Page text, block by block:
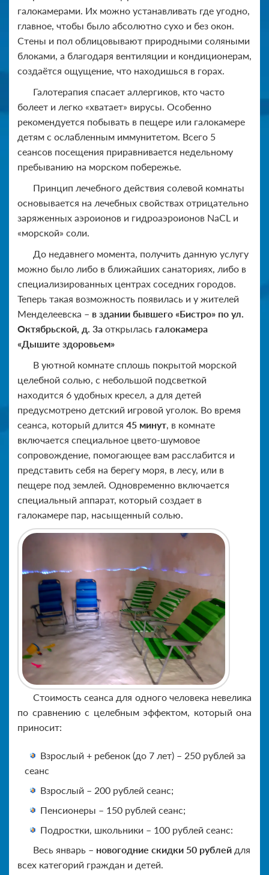
галокамерами. Их можно устанавливать где угодно,
главное, чтобы было абсолютно сухо и без окон.
Стены и пол облицовывают природными соляными
блоками, а благодаря вентиляции и кондиционерам,
создаётся ощущение, что находишься в горах.
Галотерапия спасает аллергиков, кто часто
болеет и легко «хватает» вирусы. Особенно
рекомендуется побывать в пещере или галокамере
детям с ослабленным иммунитетом. Всего 5
сеансов посещения приравнивается недельному
пребыванию на морском побережье.
Принцип лечебного действия солевой комнаты
основывается на лечебных свойствах отрицательно
заряженных аэроионов и гидроаэроионов NaCL и
«морской» соли.
До недавнего момента, получить данную услугу
можно было либо в ближайших санаториях, либо в
специализированных центрах соседних городов.
Теперь такая возможность появилась и у жителей
Менделеевска – в здании бывшего «Бистро» по ул.
Октябрьской, д. 3а открылась галокамера
«Дышите здоровьем»
В уютной комнате сплошь покрытой морской
целебной солью, с небольшой подсветкой
находится 6 удобных кресел, а для детей
предусмотрено детский игровой уголок. Во время
сеанса, который длится 45 минут, в комнате
включается специальное цвето-шумовое
сопровождение, помогающее вам расслабится и
представить себя на берегу моря, в лесу, или в
пещере под землей. Одновременно включается
специальный аппарат, который создает в
галокамере пар, насыщенный солью.
Стоимость сеанса для одного человека невелика
по сравнению с целебным эффектом, который она
приносит:
Взрослый + ребенок (до 7 лет) – 250 рублей за
сеанс
Взрослый – 200 рублей сеанс;
Пенсионеры – 150 рублей сеанс;
Подростки, школьники – 100 рублей сеанс:
Весь январь – новогодние скидки 50 рублей для
всех категорий граждан и детей.